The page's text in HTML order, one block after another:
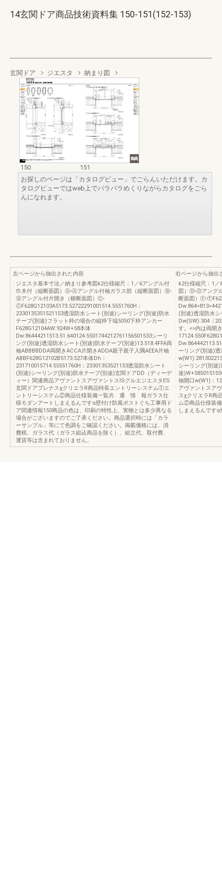
14玄関ドア商品技術資料集 150-151(152-153)
玄関ドア ジエスタ 納まり図
150
151
お探しのページは「カタログビュー」でごらんいただけます。カ
タログビューではweb上でパラパラめくりながらカタログをごら
んになれます。
左ページから抽出された内容
ジエスタ基本寸法／納まり参考図k2仕様縮尺：1／6アングル付
巾木付（縦断面図）Ⓐ-Ⓐアングル付袖ガラス部（縦断面図）Ⓑ-
Ⓑアングル付片開き（横断面図）Ⓒ-
ⒸF628G12103A5173.52722291001514.5551760H：
2330135351521153透湿防水シート(別途)シーリング(別途)防水
テープ(別途)フラット枠の場合の縦枠下端5050下枠アンカー
F628G12104AW:924W+58本体
Dw:86444211513.51.640124.5501744212761156501533シーリ
ング(別途)透湿防水シート(別途)防水テープ(別途)13.518.4FFA両
袖ABBBBDDA両開きACCA片開きADDA親子親子入隅AEEA片袖
ABBF628G12102B5173.527本体Dh：
231710015714.55551760H：23301353521153透湿防水シート
(別途)シーリング(別途)防水テープ(別途)玄関ドアDD（ディーデ
ィー）関連商品アヴァントスアヴァントスISグルエジエスタES
玄関ドアプレナスχクリエラR商品特長エントリーシステム①エ
ントリーシステム②商品仕様装備一覧共 通 情 報ガラス仕
様モダンアートしまえるんですα壁付け防風ポストぐち工事用ド
ア関連情報150商品の色は、印刷の特性上、実物とは多少異なる
場合がございますのでご了承ください。商品選択時には「カラ
ーサンプル」等にて色調をご確認ください。掲載価格には、消
費税、ガラス代（ガラス組込商品を除く）、組立代、取付費、
運賃等は含まれておりません。
右ページから抽出
k2仕様縮尺：1
図）Ⓓ-Ⓓアング
断面図）Ⓕ-
(別途)透湿防水
Dw(SW):304〔
す。<>内は両開
ーリング(別途)
シーリング(別途
途
袖開口w(W1)：
アヴァントスア
スχクリエラR商
ム②商品仕様装
しまえるんです